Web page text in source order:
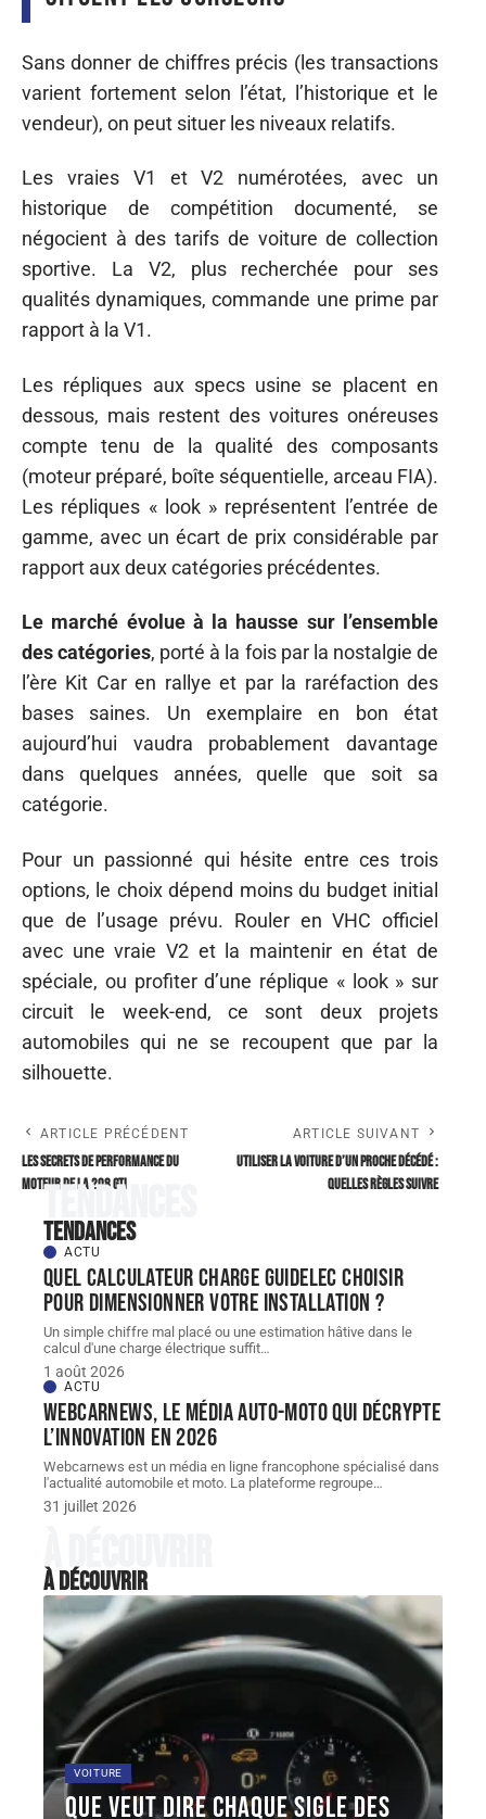
Sans donner de chiffres précis (les transactions
varient fortement selon l’état, l’historique et le
vendeur), on peut situer les niveaux relatifs.
Les vraies V1 et V2 numérotées, avec un
historique de compétition documenté, se
négocient à des tarifs de voiture de collection
sportive. La V2, plus recherchée pour ses
qualités dynamiques, commande une prime par
rapport à la V1.
Les répliques aux specs usine se placent en
dessous, mais restent des voitures onéreuses
compte tenu de la qualité des composants
(moteur préparé, boîte séquentielle, arceau FIA).
Les répliques « look » représentent l’entrée de
gamme, avec un écart de prix considérable par
rapport aux deux catégories précédentes.
Le marché évolue à la hausse sur l’ensemble
des catégories, porté à la fois par la nostalgie de
l’ère Kit Car en rallye et par la raréfaction des
bases saines. Un exemplaire en bon état
aujourd’hui vaudra probablement davantage
dans quelques années, quelle que soit sa
catégorie.
Pour un passionné qui hésite entre ces trois
options, le choix dépend moins du budget initial
que de l’usage prévu. Rouler en VHC officiel
avec une vraie V2 et la maintenir en état de
spéciale, ou profiter d’une réplique « look » sur
circuit le week-end, ce sont deux projets
automobiles qui ne se recoupent que par la
silhouette.
ARTICLE PRÉCÉDENT
Les secrets de performance du
moteur de la 208 GTi
ARTICLE SUIVANT
Utiliser la voiture d’un proche décédé :
quelles règles suivre
Tendances
Tendances
ACTU
Quel Calculateur charge guidelec choisir
pour dimensionner votre installation ?
Un simple chiffre mal placé ou une estimation hâtive dans le
calcul d'une charge électrique suffit…
1 août 2026
ACTU
Webcarnews, le média auto-moto qui décrypte
l’innovation en 2026
Webcarnews est un média en ligne francophone spécialisé dans
l'actualité automobile et moto. La plateforme regroupe…
31 juillet 2026
À découvrir
À découvrir
VOITURE
Que veut dire chaque sigle des